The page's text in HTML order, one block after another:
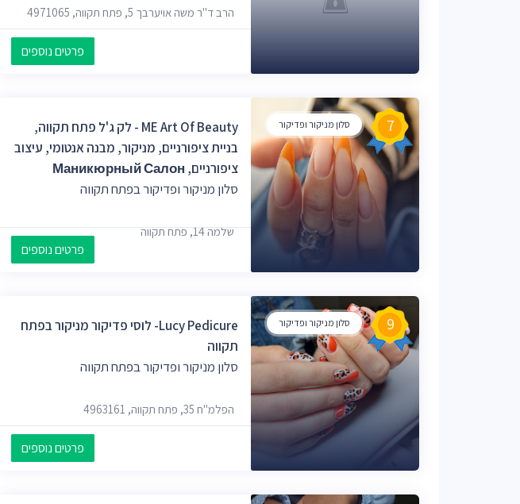
הרב ד"ר משה אויערבך 5, פתח תקווה, 4971065
פרטים נוספים
סלון מניקור ופדיקור 7
ME Art Of Beauty - לק ג'ל פתח תקווה,
בניית ציפורניים, מניקור, מבנה אנטומי, עיצוב
ציפורניים, Маникюрный Салон
סלון מניקור ופדיקור בפתח תקווה
שלמה 14, פתח תקווה
פרטים נוספים
סלון מניקור ופדיקור 9
Lucy Pedicure- לוסי פדיקור מניקור בפתח
תקווה
סלון מניקור ופדיקור בפתח תקווה
הפלמ"ח 35, פתח תקווה, 4963161
פרטים נוספים